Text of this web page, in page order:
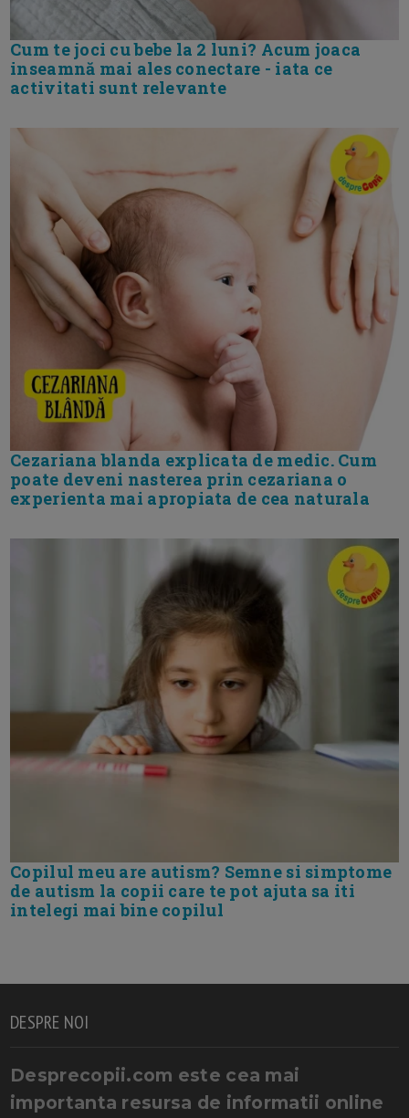
Cum te joci cu bebe la 2 luni? Acum joaca
inseamnă mai ales conectare - iata ce
activitati sunt relevante
Cezariana blanda explicata de medic. Cum
poate deveni nasterea prin cezariana o
experienta mai apropiata de cea naturala
Copilul meu are autism? Semne si simptome
de autism la copii care te pot ajuta sa iti
intelegi mai bine copilul
DESPRE NOI
Desprecopii.com este cea mai
importanta resursa de informatii online